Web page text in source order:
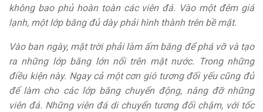
không bao phủ hoàn toàn các viên đá. Vào một đêm giá
lạnh, một lớp băng đủ dày phải hình thành trên bề mặt.
Vào ban ngày, mặt trời phải làm ấm băng để phá vỡ và tạo
ra những lớp băng lớn nổi trên mặt nước. Trong những
điều kiện này. Ngay cả một cơn gió tương đối yếu cũng đủ
để làm cho các lớp băng chuyển động, nâng đỡ những
viên đá. Những viên đá di chuyển tương đối chậm, với tốc